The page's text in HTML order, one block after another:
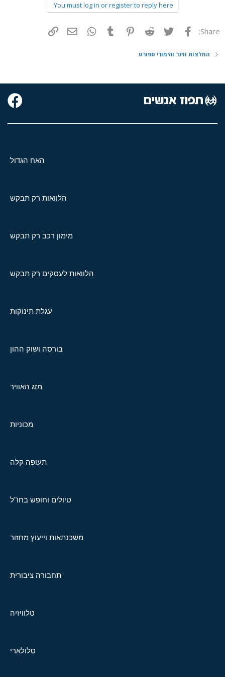
You must log in or register to reply here.
Share: פייסבוק Twitter
Reddit
Pinterest
Tumblr
WhatsAppדואר אלקטרוני
המלצות ווינר והימורי ספורט
האח הגדול
הלוואות רק תבקש
מימון רכב רק תבקש
הלוואות לעסקים רק תבקש
עגלת תינוקות
בורסה ושוק ההון
מזג האוויר
מכוניות
תעופה קלה
טיולים וחופש בחו"ל
משכנתאות וייעוץ מחזור
תחבורה ציבורית
טלוויזיה
סלולארי